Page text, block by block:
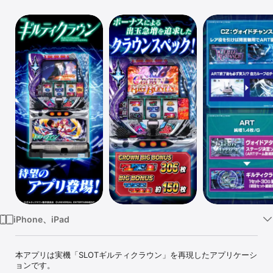
iPad
Mac
Vision
Watch
TV
iPhone、iPad
本アプリは実機「SLOTギルティクラウン」を再現したアプリケーシ
ョンです。